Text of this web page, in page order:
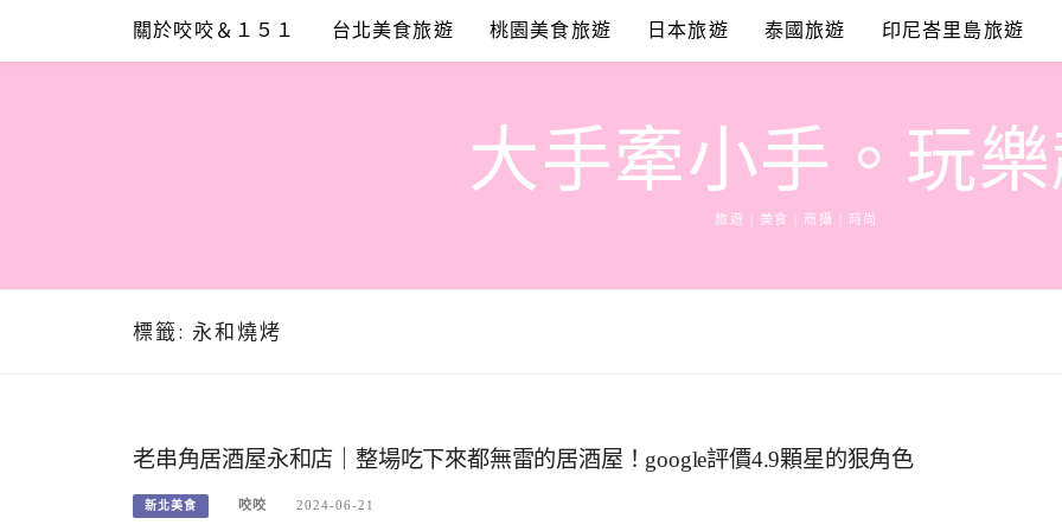
content
關於咬咬＆１５１ 台北美食旅遊 桃園美食旅遊 日本旅遊 泰國旅遊 印尼峇里島旅遊
大手牽小手。玩
旅遊 | 美食 | 商攝 | 時尚
標籤: 永和燒烤
老串角居酒屋永和店｜整場吃下來都無雷的居酒屋！google評價4.9顆星的狠角色
新北美食 咬咬 2024-06-21